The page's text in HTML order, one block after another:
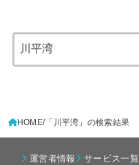
HOME 「川平湾」の検索結果
運営者情報 サービス一覧